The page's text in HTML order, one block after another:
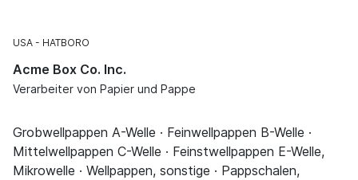
USA HATBORO
Acme Box Co. Inc.
Verarbeiter von Papier und Pappe
Grobwellpappen A-Welle · Feinwellpappen B-Welle ·
Mittelwellpappen C-Welle · Feinstwellpappen E-Welle,
Mikrowelle · Wellpappen, sonstige · Pappschalen,